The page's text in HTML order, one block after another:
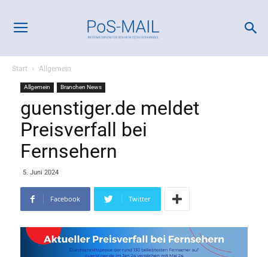
Start Allgemein
Allgemein Branchen News
guenstiger.de meldet
Preisverfall bei
Fernsehern
5. Juni 2024
Facebook Twitter